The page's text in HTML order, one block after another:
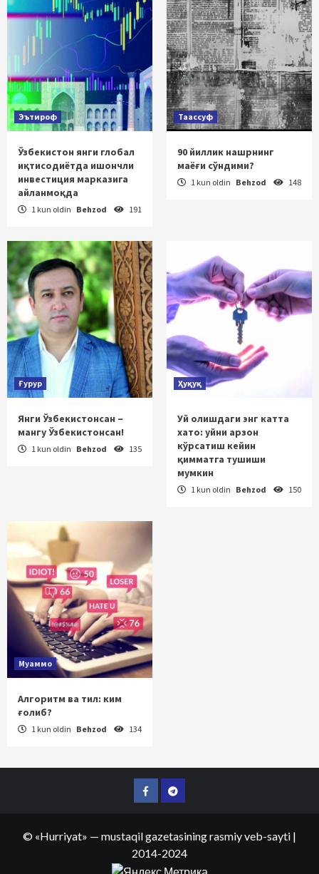
Эътироф
Ўзбекистон янги глобал
иқтисодиётда ишончли
инвестиция марказига
айланмоқда
1 kun oldin Behzod 191
Таассуф
90 йиллик нашрнинг
маёғи сўндими?
1 kun oldin Behzod 148
Ғурур
Янги Ўзбекистонсан –
мангу Ўзбекистонсан!
1 kun oldin Behzod 135
Ҳуқуқ
Уй олишдаги энг катта
хато: уйни арзон
кўрсатиш кейин
қимматга тушиши
мумкин
1 kun oldin Behzod 150
Муаммо
Алгоритм ва тил: ким
ғолиб?
1 kun oldin Behzod 134
FacebookTelegram
© «Hurriyat» — mustaqil gazetasining rasmiy veb-sayti |
2014-2024